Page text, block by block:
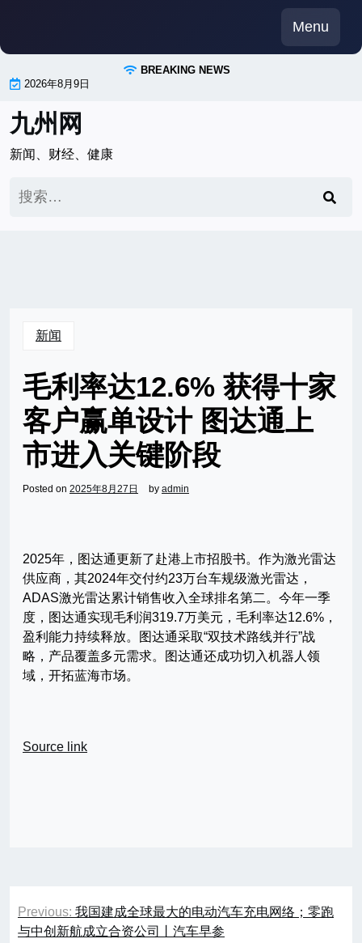
content
Menu
BREAKING NEWS
2026年8月9日
九州网
新闻、财经、健康
索：
新闻
毛利率达12.6% 获得十家
客户赢单设计 图达通上
市进入关键阶段
Posted on 2025年8月27日 by admin
2025年，图达通更新了赴港上市招股书。作为激光雷达
供应商，其2024年交付约23万台车规级激光雷达，
ADAS激光雷达累计销售收入全球排名第二。今年一季
度，图达通实现毛利润319.7万美元，毛利率达12.6%，
盈利能力持续释放。图达通采取“双技术路线并行”战
略，产品覆盖多元需求。图达通还成功切入机器人领
域，开拓蓝海市场。
Source link
文
章
Previous: 我国建成全球最大的电动汽车充电网络；零跑
与中创新航成立合资公司丨汽车早参